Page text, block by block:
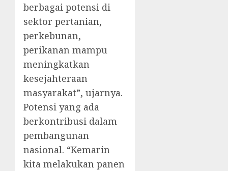
berbagai potensi di
sektor pertanian,
perkebunan,
perikanan mampu
meningkatkan
kesejahteraan
masyarakat”, ujarnya.
Potensi yang ada
berkontribusi dalam
pembangunan
nasional. “Kemarin
kita melakukan panen